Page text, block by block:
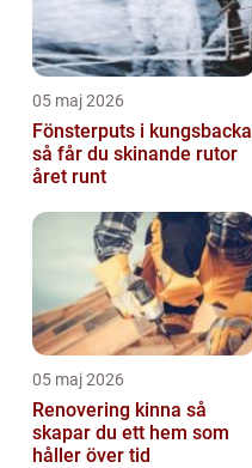
05 maj 2026
Fönsterputs i kungsbacka
så får du skinande rutor
året runt
05 maj 2026
Renovering kinna så
skapar du ett hem som
håller över tid